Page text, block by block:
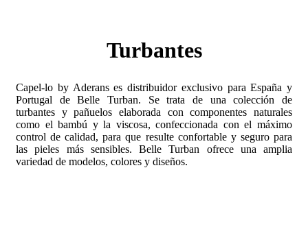
Turbantes
Capel-lo by Aderans es distribuidor exclusivo para España y
Portugal de Belle Turban. Se trata de una colección de
turbantes y pañuelos elaborada con componentes naturales
como el bambú y la viscosa, confeccionada con el máximo
control de calidad, para que resulte confortable y seguro para
las pieles más sensibles. Belle Turban ofrece una amplia
variedad de modelos, colores y diseños.